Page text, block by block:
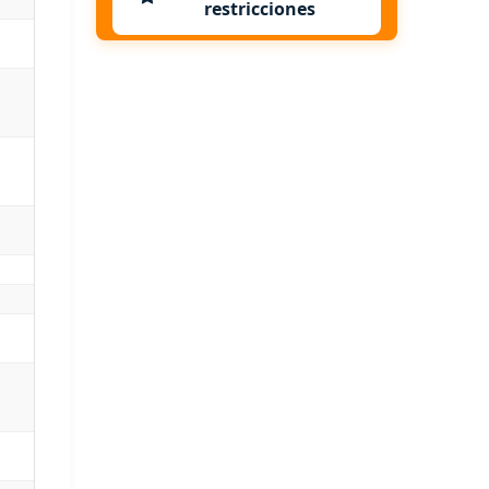
restricciones